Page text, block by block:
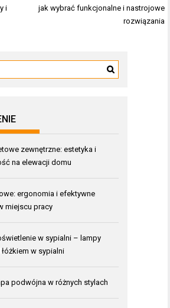
i
jak wybrać funkcjonalne i nastrojowe
rozwiązania
zewnętrzne: estetyka i
na elewacji domu
ergonomia i efektywne
miejscu pracy
w sypialni – lampy
w sypialni
podwójna w różnych stylach